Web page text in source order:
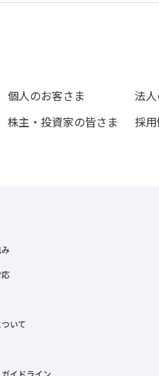
個人のお客さま 法
株主・投資家の皆さま
採
いて
イドライン